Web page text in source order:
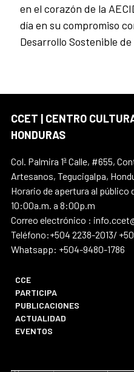
en el corazón de la
día en su compromiso
Desarrollo Sostenible
CCET | CENTRO
HONDURAS
Col. Palmira 1ª Calle, #655,
Artesanos, Tegucigalpa,
Horario de apertura al público
10:00a.m. a 8:00p.m
Correo electrónico :
Teléfono:+504 2238-2013/
Whatsapp: +504-9480-1786
CCE
PARTICIPA
PUBLICACIONES
ACTUALIDAD
EVENTOS